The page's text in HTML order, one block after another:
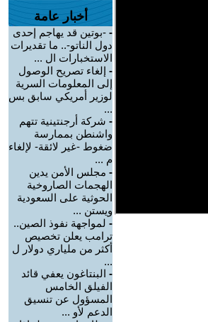
أخبار عامة
- -بوتين قد يهاجم إحدى
دول الناتو-.. ما تقديرات
الاستخبارات ال ...
- إلغاء تصريح الوصول
إلى المعلومات السرية
لوزير أمريكي سابق بس
...
- شركة أرجنتينية تتهم
واشنطن بممارسة
ضغوط -غير لائقة- لإلغاء
م ...
- مجلس الأمن يدين
الهجمات الصاروخية
الحوثية على السعودية
ويستن ...
- لمواجهة نفوذ الصين..
ترامب يعلن تخصيص
أكثر من ملياري دولار ل
...
- البنتاغون يعفي قائد
الفيلق الخامس
المسؤول عن تنسيق
الدعم لأو ...